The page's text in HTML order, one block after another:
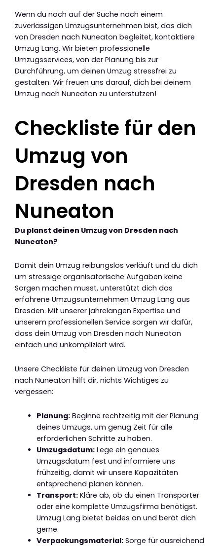
Wenn du noch auf der Suche nach einem
zuverlässigen Umzugsunternehmen bist, das dich
von Dresden nach Nuneaton begleitet, kontaktiere
Umzug Lang. Wir bieten professionelle
Umzugsservices, von der Planung bis zur
Durchführung, um deinen Umzug stressfrei zu
gestalten. Wir freuen uns darauf, dich bei deinem
Umzug nach Nuneaton zu unterstützen!
Checkliste für den
Umzug von
Dresden nach
Nuneaton
Du planst deinen Umzug von Dresden nach
Nuneaton?
Damit dein Umzug reibungslos verläuft und du dich
um stressige organisatorische Aufgaben keine
Sorgen machen musst, unterstützt dich das
erfahrene Umzugsunternehmen Umzug Lang aus
Dresden. Mit unserer jahrelangen Expertise und
unserem professionellen Service sorgen wir dafür,
dass dein Umzug von Dresden nach Nuneaton
einfach und unkompliziert wird.
Unsere Checkliste für deinen Umzug von Dresden
nach Nuneaton hilft dir, nichts Wichtiges zu
vergessen:
Planung:Beginne rechtzeitig mit der Planung
deines Umzugs, um genug Zeit für alle
erforderlichen Schritte zu haben.
Umzugsdatum:Lege ein genaues
Umzugsdatum fest und informiere uns
frühzeitig, damit wir unsere Kapazitäten
entsprechend planen können.
Transport:Kläre ab, ob du einen Transporter
oder eine komplette Umzugsfirma benötigst.
Umzug Lang bietet beides an und berät dich
gerne.
Verpackungsmaterial:Sorge für ausreichend